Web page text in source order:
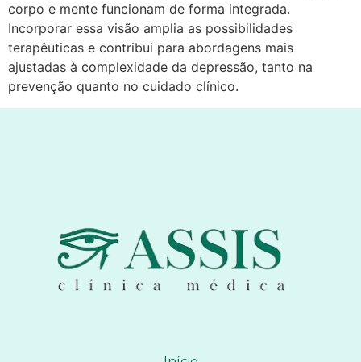
corpo e mente funcionam de forma integrada.
Incorporar essa visão amplia as possibilidades
terapêuticas e contribui para abordagens mais
ajustadas à complexidade da depressão, tanto na
prevenção quanto no cuidado clínico.